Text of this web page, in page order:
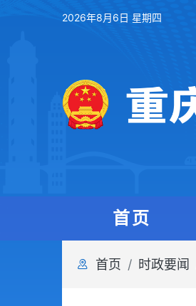
2026年8月6日 星期四
首页
首页 时政要闻